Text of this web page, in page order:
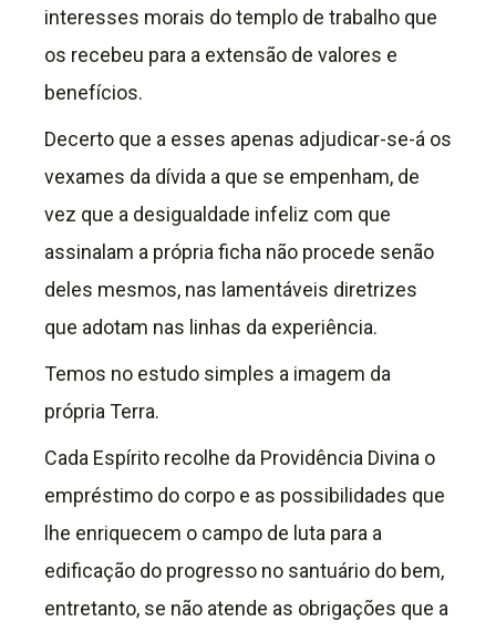
interesses morais do templo de trabalho que
os recebeu para a extensão de valores e
benefícios.
Decerto que a esses apenas adjudicar-se-á os
vexames da dívida a que se empenham, de
vez que a desigualdade infeliz com que
assinalam a própria ficha não procede senão
deles mesmos, nas lamentáveis diretrizes
que adotam nas linhas da experiência.
Temos no estudo simples a imagem da
própria Terra.
Cada Espírito recolhe da Providência Divina o
empréstimo do corpo e as possibilidades que
lhe enriquecem o campo de luta para a
edificação do progresso no santuário do bem,
entretanto, se não atende as obrigações que a